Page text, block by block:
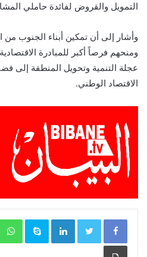
التمويل والقروض لفائدة حاملي
وأشار إلى أن تمكين أبناء الجنوب
ومنحهم فرصاً أكبر للمبادرة
عجلة التنمية وتحويل المنطقة إلى
الاقتصاد الوطني.
LinkedIn
Skype
طباعة